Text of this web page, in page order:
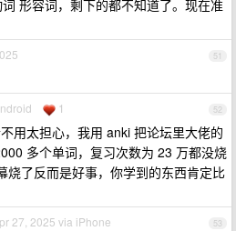
形容词，剩下的都不知道了。现在准
51
52
1
用太担心，我用 anki 把论坛里大佬的
多个单词，复习次数为 23 万都没烧
烧了反而是好事，你学到的东西肯定比
53
27, 2025 via iPhone